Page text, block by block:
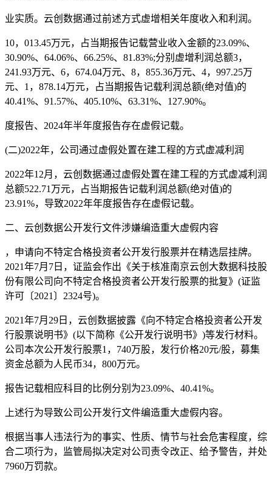
业实质。云创数据通过前述方式虚增相关年度收入和利润。
10，013.45万元，占当期报告记载营业收入金额的23.09%、
30.90%、64.06%、66.25%、81.83%;分别虚增利润总额3，
241.93万元、6，674.04万元、8，855.36万元、4，997.25万
元、1，878.14万元，占当期报告记载利润总额(绝对值)的
40.41%、91.57%、405.10%、63.31%、127.90%。
度报告、2024年半年度报告存在虚假记载。
(二)2022年，公司通过虚假处置在建工程的方式虚减利润
2022年12月，云创数据通过虚假处置在建工程的方式虚减利润
总额522.71万元，占当期报告记载利润总额(绝对值)的
23.91%，导致2022年年度报告存在虚假记载。
二、云创数据公开发行文件涉嫌编造重大虚假内容
，申请向不特定合格投资者公开发行股票并在精选层挂牌。
2021年7月7日，证监会作出《关于核准南京云创大数据科技股
份有限公司向不特定合格投资者公开发行股票的批复》(证监
许可〔2021〕2324号)。
2021年7月29日，云创数据披露《向不特定合格投资者公开发
行股票说明书》(以下简称《公开发行说明书》)等发行材料。
公司本次公开发行股票1，740万股，发行价格20元/股，募集
资金总额为人民币34，800万元。
报告记载相应科目的比例分别为23.09%、40.41%。
上述行为导致公司公开发行文件编造重大虚假内容。
根据当事人违法行为的事实、性质、情节与社会危害程度，综
合二项行为，监管局拟决定对公司责令改正、给予警告，并处
7960万罚款。